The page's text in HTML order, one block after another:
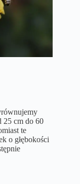
25 cm do 60
te
o głębokości